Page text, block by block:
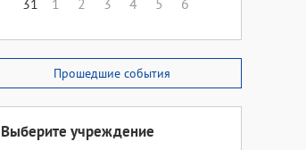
Прошедшие события
Выберите учреждение